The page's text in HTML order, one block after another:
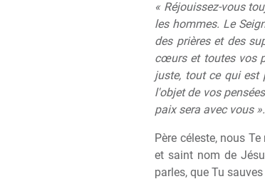
« Réjouissez-vous
les hommes. Le
des prières et des
cœurs et toutes vos
juste, tout ce qui est
l'objet de vos
paix sera avec vous ».
Père céleste, nous
et saint nom de
parles, que Tu